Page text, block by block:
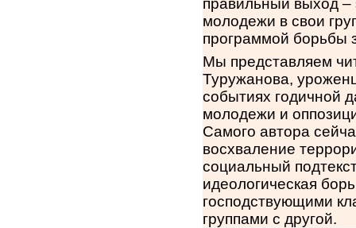
правильный выход –
молодежи в свои
программой борьбы
Мы представляем
Туружанова,
событиях годичной
молодежи и
Самого автора
восхваление
социальный
идеологическая
господствующими
группами с другой.